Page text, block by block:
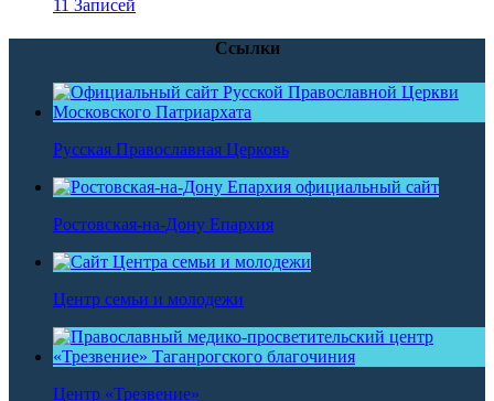
11 Записей
Ссылки
Русская Православная Церковь
Ростовская-на-Дону Епархия
Центр семьи и молодежи
Центр «Трезвение»